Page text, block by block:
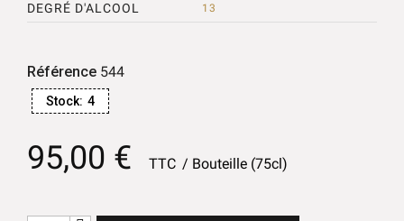
DEGRÉ D'ALCOOL 13
Référence 544
Stock: 4
95,00 € TTC Bouteille (75cl)